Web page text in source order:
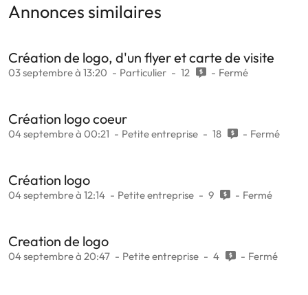
Annonces similaires
Création de logo, d'un flyer et carte de visite
03 septembre à 13:20 Particulier 12 Fermé
Création logo coeur
04 septembre à 00:21 Petite entreprise 18 Fermé
Création logo
04 septembre à 12:14 Petite entreprise 9 Fermé
Creation de logo
04 septembre à 20:47 Petite entreprise 4 Fermé